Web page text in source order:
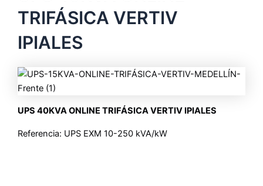
TRIFÁSICA VERTIV
IPIALES
UPS 40KVA ONLINE TRIFÁSICA VERTIV IPIALES
Referencia: UPS EXM 10-250 kVA/kW